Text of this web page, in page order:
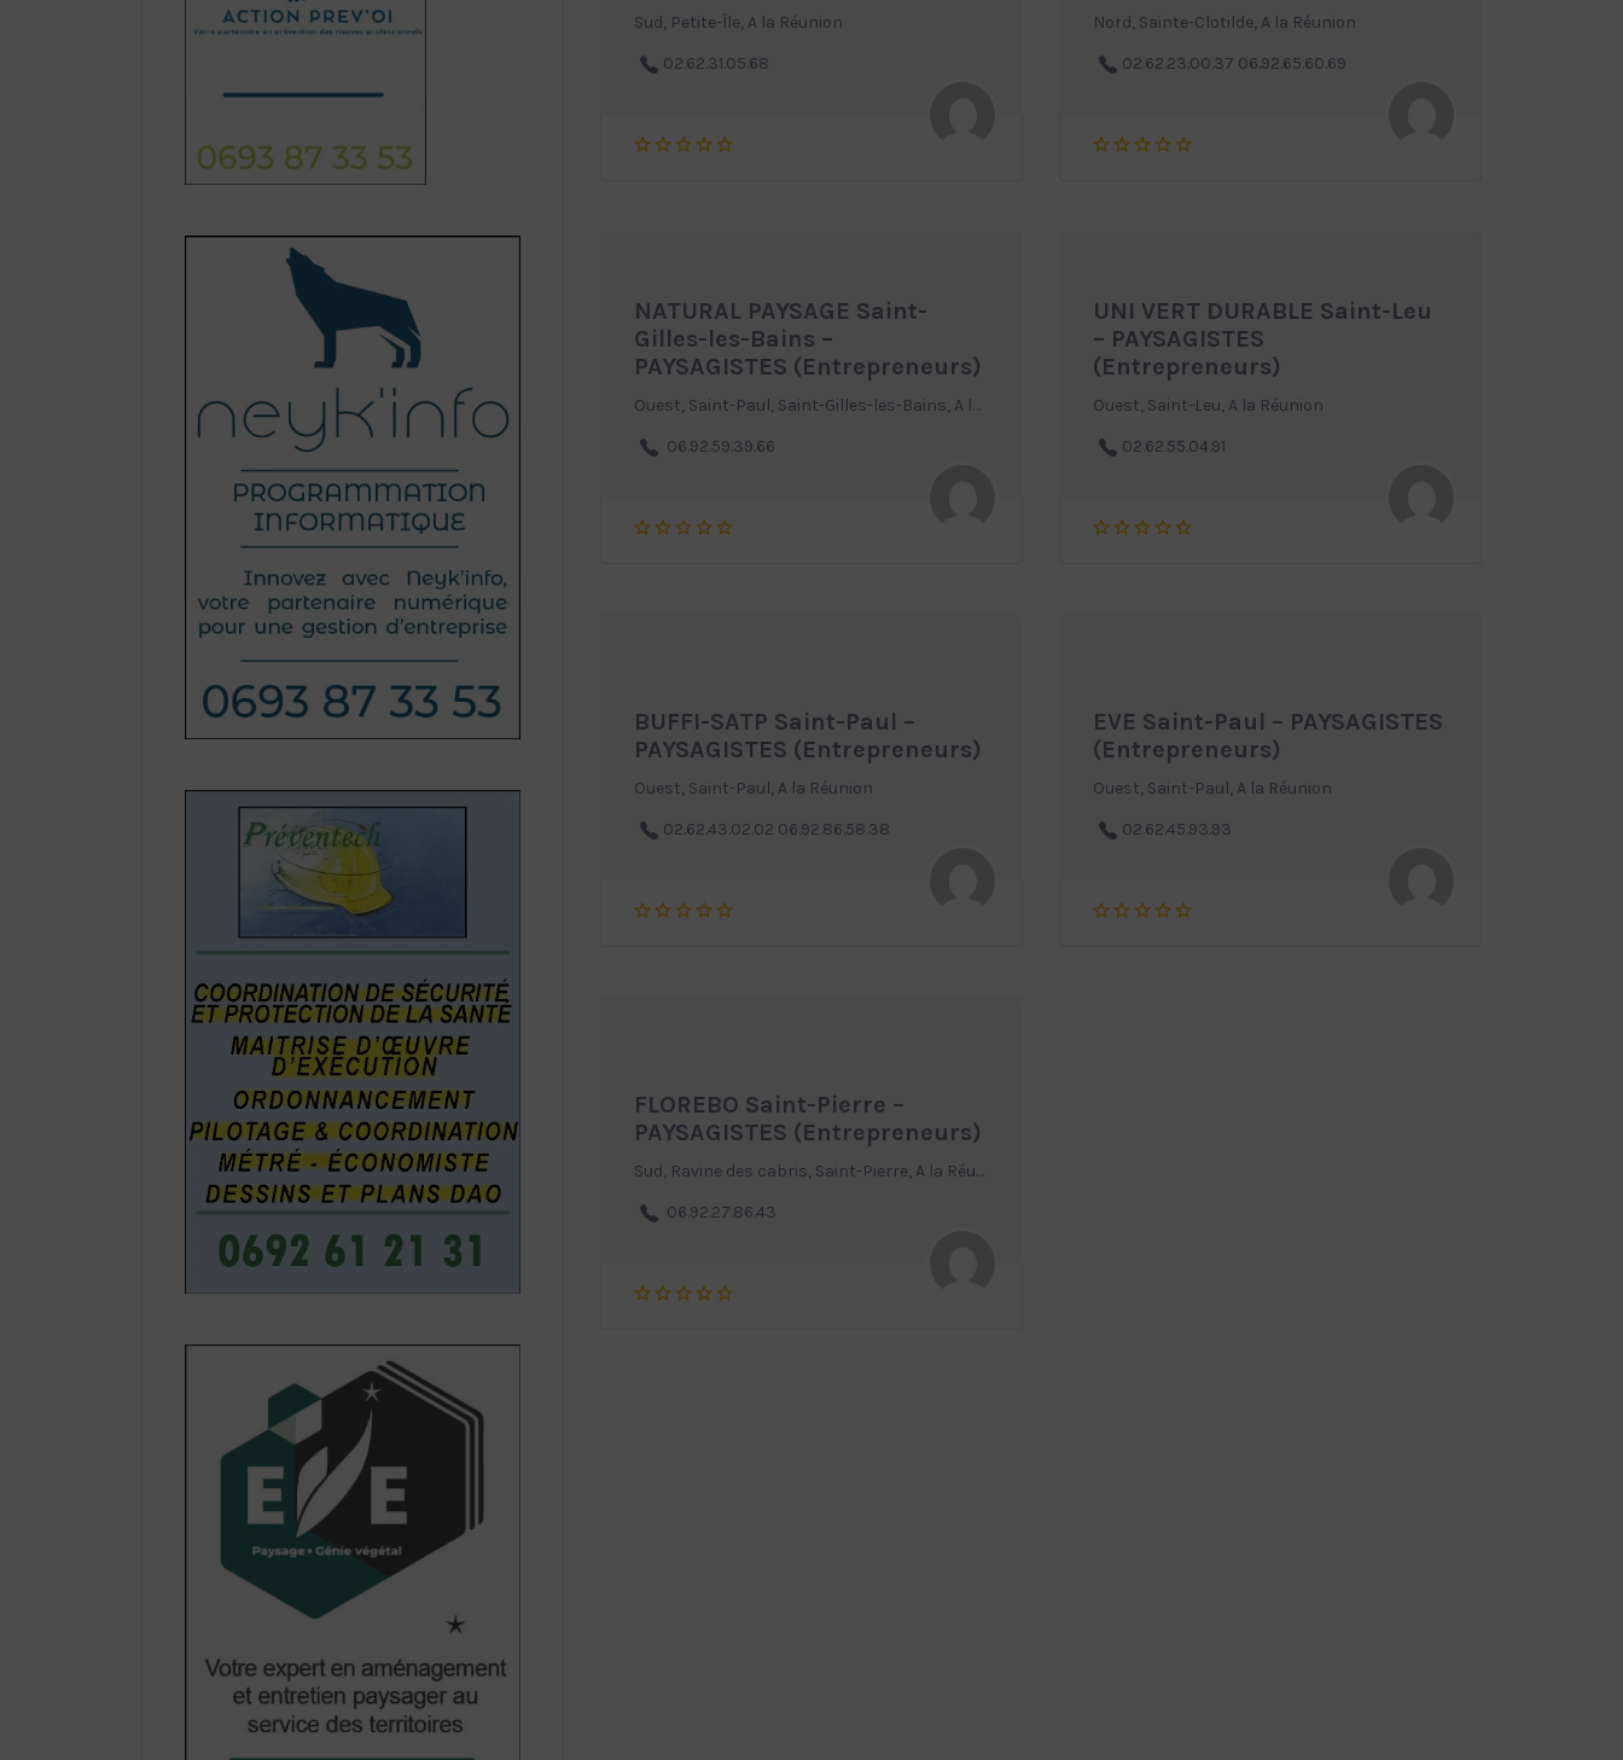
Sud, Petite-Île, A la Réunion
02.62.31.05.68
Nord, Sainte-Clotilde, A la Réunion
02.62.23.00.37 06.92.65.60.69
NATURAL PAYSAGE Saint-
Gilles-les-Bains –
PAYSAGISTES (Entrepreneurs)
Ouest, Saint-Paul, Saint-Gilles-les-Bains, A la Réunion
06.92.59.39.66
UNI VERT DURABLE Saint-Leu
– PAYSAGISTES
(Entrepreneurs)
Ouest, Saint-Leu, A la Réunion
02.62.55.04.91
BUFFI-SATP Saint-Paul –
PAYSAGISTES (Entrepreneurs)
Ouest, Saint-Paul, A la Réunion
02.62.43.02.02 06.92.86.58.38
EVE Saint-Paul – PAYSAGISTES
(Entrepreneurs)
Ouest, Saint-Paul, A la Réunion
02.62.45.93.93
FLOREBO Saint-Pierre –
PAYSAGISTES (Entrepreneurs)
Sud, Ravine des cabris, Saint-Pierre, A la Réunion
06.92.27.86.43